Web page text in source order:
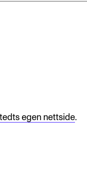
egen nettside.